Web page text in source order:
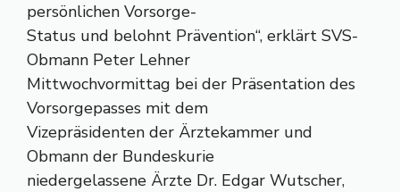
persönlichen Vorsorge-
Status und belohnt Prävention“, erklärt SVS-
Obmann Peter Lehner
Mittwochvormittag bei der Präsentation des
Vorsorgepasses mit dem
Vizepräsidenten der Ärztekammer und
Obmann der Bundeskurie
niedergelassene Ärzte Dr. Edgar Wutscher,